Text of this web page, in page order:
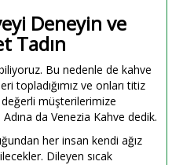
Deneyin ve
Tadın
Bu nedenle de kahve
topladığımız ve onları titiz
müşterilerimize
da Venezia Kahve dedik.
her insan kendi ağız
Dileyen sıcak